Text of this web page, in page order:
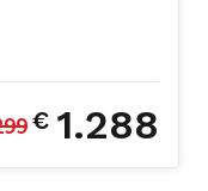
€ 1.288